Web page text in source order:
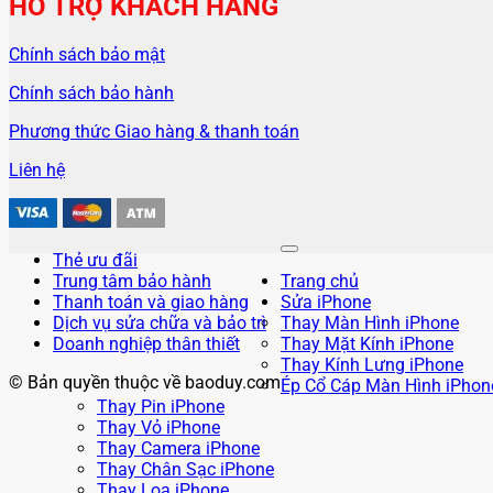
HỖ TRỢ KHÁCH HÀNG
Chính sách bảo mật
Chính sách bảo hành
Phương thức Giao hàng & thanh toán
Liên hệ
Thẻ ưu đãi
Trung tâm bảo hành
Thanh toán và giao hàng
Dịch vụ sửa chữa và bảo trì
Doanh nghiệp thân thiết
© Bản quyền thuộc về baoduy.com
Trang chủ
Sửa iPhone
Thay Màn Hình iPhone
Thay Mặt Kính iPhone
Thay Kính Lưng iPhone
Ép Cổ Cáp Màn Hình
Thay Pin iPhone
Thay Vỏ iPhone
Thay Camera iPhone
Thay Chân Sạc iPhone